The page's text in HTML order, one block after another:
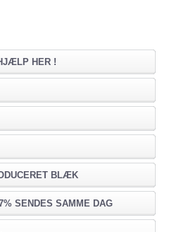
HER !
BLÆK
SENDES SAMME DAG